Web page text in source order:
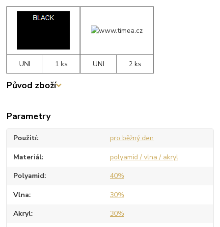
UNI 1 ks UNI 2 ks
Původ zboží
Parametry
Použití pro běžný den
Materiál polyamid / vlna / akryl
Polyamid 40%
Vlna 30%
Akryl 30%